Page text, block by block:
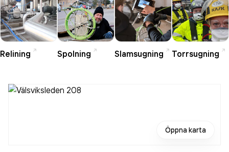
Relining Spolning Slamsugning Torrsugning
Öppna karta